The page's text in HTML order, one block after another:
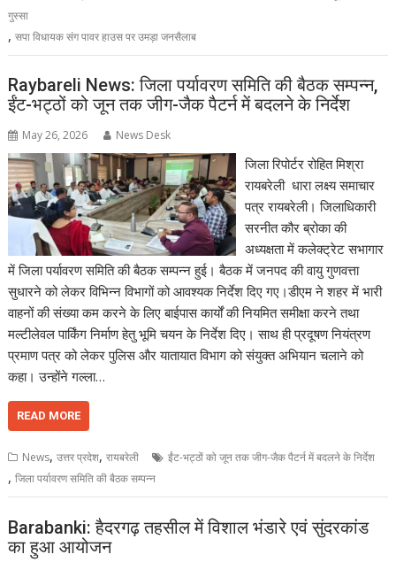
गुस्सा
,सपा विधायक संग पावर हाउस पर उमड़ा जनसैलाब
Raybareli News: जिला पर्यावरण समिति की बैठक सम्पन्न,
ईंट-भट्ठों को जून तक जीग-जैक पैटर्न में बदलने के निर्देश
May 26, 2026 News Desk
जिला रिपोर्टर रोहित मिश्रा
रायबरेली धारा लक्ष्य समाचार
पत्र रायबरेली। जिलाधिकारी
सरनीत कौर ब्रोका की
अध्यक्षता में कलेक्ट्रेट सभागार
में जिला पर्यावरण समिति की बैठक सम्पन्न हुई। बैठक में जनपद की वायु गुणवत्ता
सुधारने को लेकर विभिन्न विभागों को आवश्यक निर्देश दिए गए।डीएम ने शहर में भारी
वाहनों की संख्या कम करने के लिए बाईपास कार्यों की नियमित समीक्षा करने तथा
मल्टीलेवल पार्किंग निर्माण हेतु भूमि चयन के निर्देश दिए। साथ ही प्रदूषण नियंत्रण
प्रमाण पत्र को लेकर पुलिस और यातायात विभाग को संयुक्त अभियान चलाने को
कहा। उन्होंने गल्ला…
READ MORE
News,उत्तर प्रदेश,रायबरेली ईंट-भट्ठों को जून तक जीग-जैक पैटर्न में बदलने के निर्देश
,जिला पर्यावरण समिति की बैठक सम्पन्न
Barabanki: हैदरगढ़ तहसील में विशाल भंडारे एवं सुंदरकांड
का हुआ आयोजन